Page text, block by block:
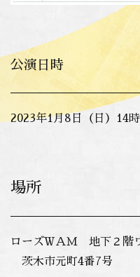
公演日時
2023年1月8日（日）14
場所
ローズＷＡＭ 地下２階
茨木市元町4番7号